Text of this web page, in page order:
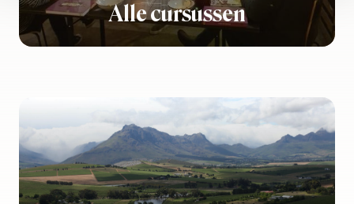
Alle cursussen